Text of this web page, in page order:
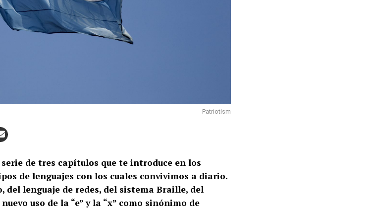
Patriotism
de tres capítulos que te introduce en los
de lenguajes con los cuales convivimos a diario.
del lenguaje de redes, del sistema Braille, del
uso de la “e” y la “x” como sinónimo de